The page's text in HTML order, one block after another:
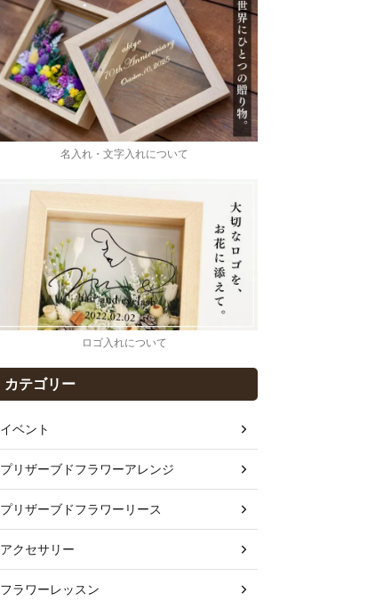
名入れ・文字入れについて
ロゴ入れについて
カテゴリー
イベント
プリザーブドフラワーアレンジ
プリザーブドフラワーリース
アクセサリー
フラワーレッスン